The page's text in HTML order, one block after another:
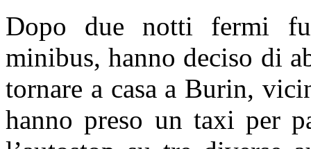
Dopo due notti fermi
minibus, hanno deciso di
tornare a casa a Burin,
hanno preso un taxi per